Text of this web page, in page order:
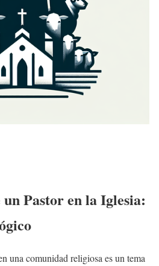
Pastor en la Iglesia:
una comunidad religiosa es un tema